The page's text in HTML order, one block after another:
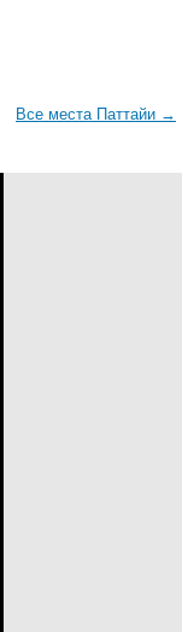
Все места Паттайи →